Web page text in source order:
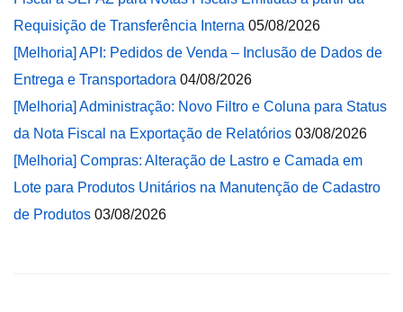
Requisição de Transferência Interna 05/08/2026
[Melhoria] API: Pedidos de Venda – Inclusão de Dados de
Entrega e Transportadora 04/08/2026
[Melhoria] Administração: Novo Filtro e Coluna para Status
da Nota Fiscal na Exportação de Relatórios 03/08/2026
[Melhoria] Compras: Alteração de Lastro e Camada em
Lote para Produtos Unitários na Manutenção de Cadastro
de Produtos 03/08/2026